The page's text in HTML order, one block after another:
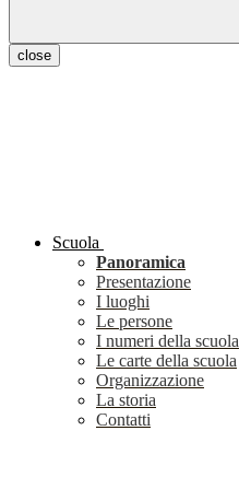
close
Scuola
Panoramica
Presentazione
I luoghi
Le persone
I numeri della scuola
Le carte della scuola
Organizzazione
La storia
Contatti